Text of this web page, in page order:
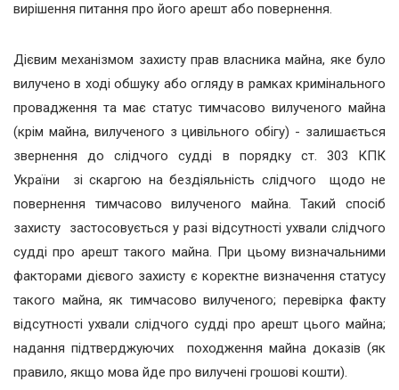
вирішення питання про його арешт або повернення.
Дієвим механізмом захисту прав власника майна, яке було
вилучено в ході обшуку або огляду в рамках кримінального
провадження та має статус тимчасово вилученого майна
(крім майна, вилученого з цивільного обігу) - залишається
звернення до слідчого судді в порядку ст. 303 КПК
України зі скаргою на бездіяльність слідчого щодо не
повернення тимчасово вилученого майна. Такий спосіб
захисту застосовується у разі відсутності ухвали слідчого
судді про арешт такого майна. При цьому визначальними
факторами дієвого захисту є коректне визначення статусу
такого майна, як тимчасово вилученого; перевірка факту
відсутності ухвали слідчого судді про арешт цього майна;
надання підтверджуючих походження майна доказів (як
правило, якщо мова йде про вилучені грошові кошти).